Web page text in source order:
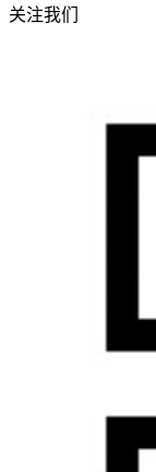
关注我们